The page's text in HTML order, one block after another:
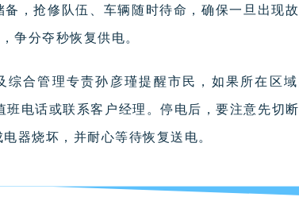
，抢修队伍、车辆随时待命，确保一旦出现
争分夺秒恢复供电。
综合管理专责孙彦瑾提醒市民，如果所在区
电话或联系客户经理。停电后，要注意先切
器烧坏，并耐心等待恢复送电。